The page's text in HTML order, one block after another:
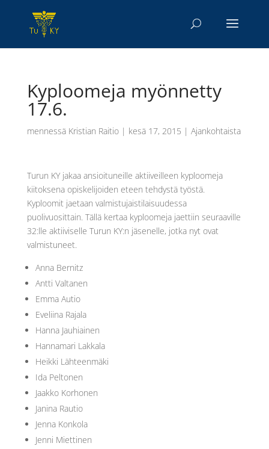
Kyploomeja myönnetty
17.6.
mennessä Kristian Raitio| kesä 17, 2015 | Ajankohtaista
Turun KY jakaa ansioituneille aktiiveilleen kyploomeja
kiitoksena opiskelijoiden eteen tehdystä työstä.
Kyploomit jaetaan valmistujaistilaisuudessa
puolivuosittain. Tällä kertaa kyploomeja jaettiin seuraaville
32:lle aktiiviselle Turun KY:n jäsenelle, jotka nyt ovat
valmistuneet.
Anna Bernitz
Antti Valtanen
Emma Autio
Eveliina Rajala
Hanna Jauhiainen
Hannamari Lakkala
Heikki Lähteenmäki
Ida Peltonen
Jaakko Korhonen
Janina Rautio
Jenna Konkola
Jenni Miettinen